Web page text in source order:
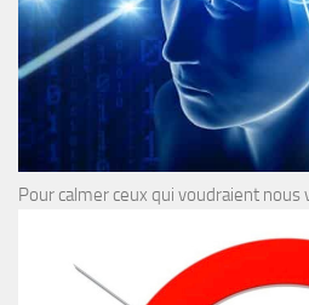
Pour calmer ceux qui voudraient nous